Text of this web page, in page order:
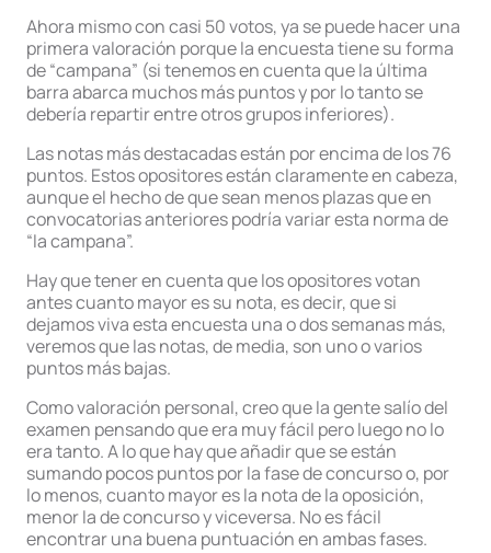
Ahora mismo con casi 50 votos, ya se puede hacer una
primera valoración porque la encuesta tiene su forma
de “campana” (si tenemos en cuenta que la última
barra abarca muchos más puntos y por lo tanto se
debería repartir entre otros grupos inferiores).
Las notas más destacadas están por encima de los 76
puntos. Estos opositores están claramente en cabeza,
aunque el hecho de que sean menos plazas que en
convocatorias anteriores podría variar esta norma de
“la campana”.
Hay que tener en cuenta que los opositores votan
antes cuanto mayor es su nota, es decir, que si
dejamos viva esta encuesta una o dos semanas más,
veremos que las notas, de media, son uno o varios
puntos más bajas.
Como valoración personal, creo que la gente salío del
examen pensando que era muy fácil pero luego no lo
era tanto. A lo que hay que añadir que se están
sumando pocos puntos por la fase de concurso o, por
lo menos, cuanto mayor es la nota de la oposición,
menor la de concurso y viceversa. No es fácil
encontrar una buena puntuación en ambas fases.